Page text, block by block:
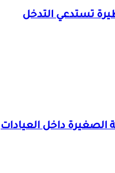
تستدعي التدخل
الصغيرة داخل العيادات